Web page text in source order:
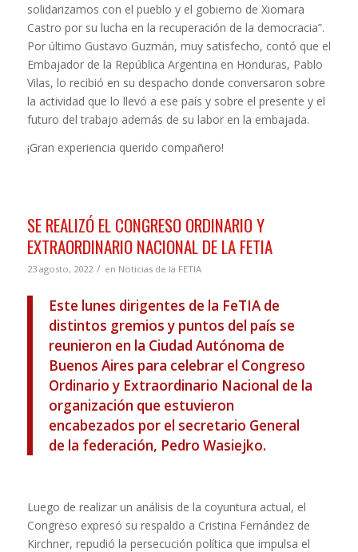
solidarizamos con el pueblo y el gobierno de Xiomara
Castro por su lucha en la recuperación de la democracia”.
Por último Gustavo Guzmán, muy satisfecho, contó que el
Embajador de la República Argentina en Honduras, Pablo
Vilas, lo recibió en su despacho donde conversaron sobre
la actividad que lo llevó a ese país y sobre el presente y el
futuro del trabajo además de su labor en la embajada.
¡Gran experiencia querido compañero!
SE REALIZÓ EL CONGRESO ORDINARIO Y
EXTRAORDINARIO NACIONAL DE LA FETIA
23 agosto, 2022 / en Noticias de la FETIA
Este lunes dirigentes de la FeTIA de
distintos gremios y puntos del país se
reunieron en la Ciudad Autónoma de
Buenos Aires para celebrar el Congreso
Ordinario y Extraordinario Nacional de la
organización que estuvieron
encabezados por el secretario General
de la federación, Pedro Wasiejko.
Luego de realizar un análisis de la coyuntura actual, el
Congreso expresó su respaldo a Cristina Fernández de
Kirchner, repudió la persecución política que impulsa el